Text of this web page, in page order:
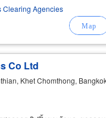
Clearing Agencies
Co Ltd
Khet Chomthong,